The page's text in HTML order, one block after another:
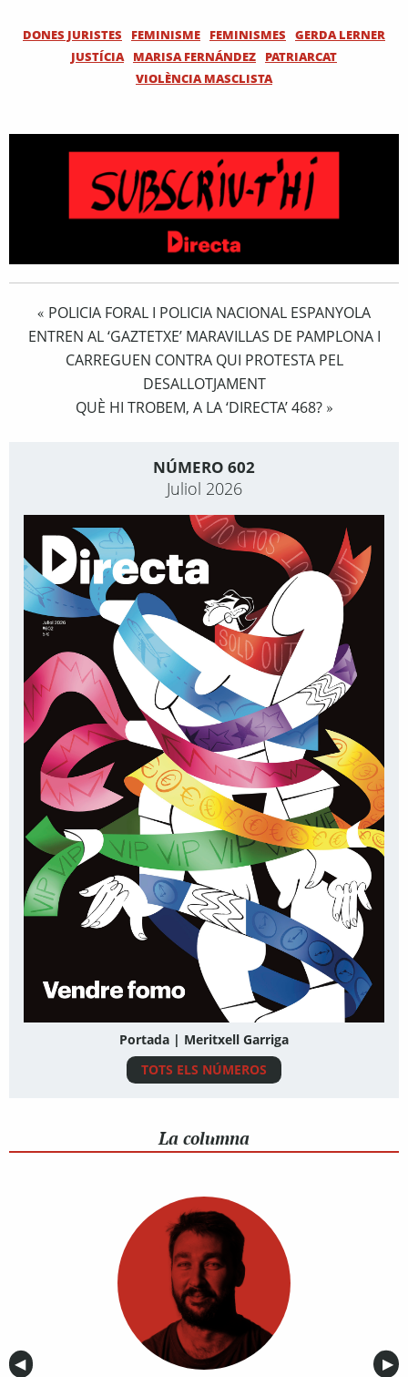
DONES JURISTES FEMINISME FEMINISMES
GERDA LERNER
JUSTÍCIA
MARISA FERNÁNDEZ
PATRIARCAT
VIOLÈNCIA MASCLISTA
« POLICIA FORAL I POLICIA NACIONAL ESPANYOLA
ENTREN AL ‘GAZTETXE’ MARAVILLAS DE PAMPLONA I
CARREGUEN CONTRA QUI PROTESTA PEL
DESALLOTJAMENT
QUÈ HI TROBEM, A LA ‘DIRECTA’ 468?»
NÚMERO 602
Juliol 2026
Portada | Meritxell Garriga
TOTS ELS NÚMEROS
La columna
Anterior
◀︎ ▶︎